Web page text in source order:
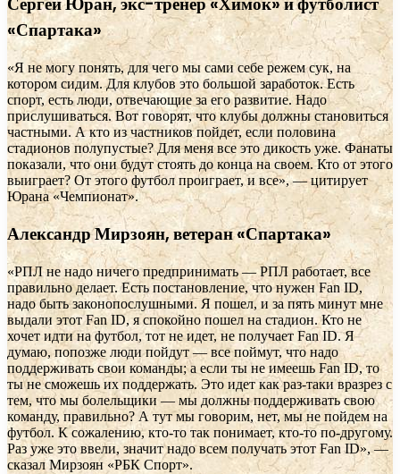
«Спартака»
«Я не могу понять, для чего мы сами себе режем сук, на
котором сидим. Для клубов это большой заработок. Есть
спорт, есть люди, отвечающие за его развитие. Надо
прислушиваться. Вот говорят, что клубы должны становиться
частными. А кто из частников пойдет, если половина
стадионов полупустые? Для меня все это дикость уже. Фанаты
показали, что они будут стоять до конца на своем. Кто от этого
выиграет? От этого футбол проиграет, и все», — цитирует
Юрана «Чемпионат».
Александр Мирзоян, ветеран «Спартака»
«РПЛ не надо ничего предпринимать — РПЛ работает, все
правильно делает. Есть постановление, что нужен Fan ID,
надо быть законопослушными. Я пошел, и за пять минут мне
выдали этот Fan ID, я спокойно пошел на стадион. Кто не
хочет идти на футбол, тот не идет, не получает Fan ID. Я
думаю, попозже люди пойдут — все поймут, что надо
поддерживать свои команды; а если ты не имеешь Fan ID, то
ты не сможешь их поддержать. Это идет как раз-таки вразрез с
тем, что мы болельщики — мы должны поддерживать свою
команду, правильно? А тут мы говорим, нет, мы не пойдем на
футбол. К сожалению, кто-то так понимает, кто-то по-другому.
Раз уже это ввели, значит надо всем получать этот Fan ID», —
сказал Мирзоян «РБК Спорт».